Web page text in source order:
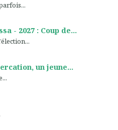
- 2027 : Coup de...
un jeune...